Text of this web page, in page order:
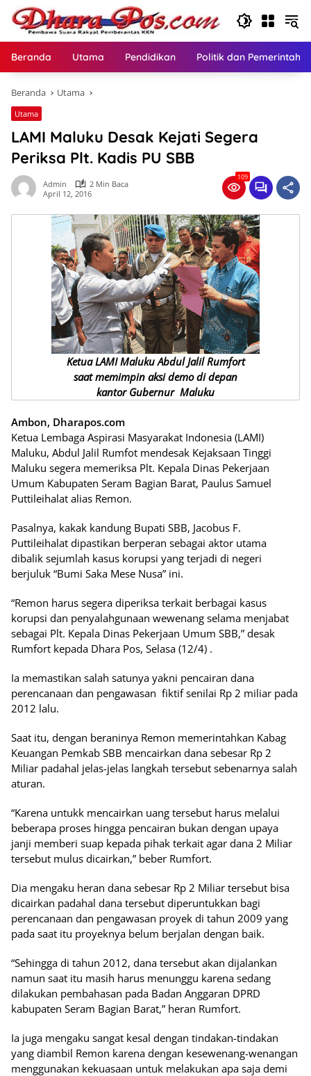
Langsung
konten
Beranda Utama Pendidikan Politik dan
Beranda Utama
Utama
LAMI Maluku Desak Kejati Segera
Periksa Plt. Kadis PU SBB
Admin
2 Min Baca
April 12, 2016
109
Ketua LAMI Maluku Abdul Jalil Rumfort
saat memimpin aksi demo di depan
kantor Gubernur Maluku
Ambon, Dharapos.com
Ketua Lembaga Aspirasi Masyarakat Indonesia (LAMI)
Maluku, Abdul Jalil Rumfot mendesak Kejaksaan Tinggi
Maluku segera memeriksa Plt. Kepala Dinas Pekerjaan
Umum Kabupaten Seram Bagian Barat, Paulus Samuel
Puttileihalat alias Remon.
Pasalnya, kakak kandung Bupati SBB, Jacobus F.
Puttileihalat dipastikan berperan sebagai aktor utama
dibalik sejumlah kasus korupsi yang terjadi di negeri
berjuluk “Bumi Saka Mese Nusa” ini.
“Remon harus segera diperiksa terkait berbagai kasus
korupsi dan penyalahgunaan wewenang selama menjabat
sebagai Plt. Kepala Dinas Pekerjaan Umum SBB,” desak
Rumfort kepada Dhara Pos, Selasa (12/4) .
Ia memastikan salah satunya yakni pencairan dana
perencanaan dan pengawasan fiktif senilai Rp 2 miliar pada
2012 lalu.
Saat itu, dengan beraninya Remon memerintahkan Kabag
Keuangan Pemkab SBB mencairkan dana sebesar Rp 2
Miliar padahal jelas-jelas langkah tersebut sebenarnya salah
aturan.
“Karena untukk mencairkan uang tersebut harus melalui
beberapa proses hingga pencairan bukan dengan upaya
janji memberi suap kepada pihak terkait agar dana 2 Miliar
tersebut mulus dicairkan,” beber Rumfort.
Dia mengaku heran dana sebesar Rp 2 Miliar tersebut bisa
dicairkan padahal dana tersebut diperuntukkan bagi
perencanaan dan pengawasan proyek di tahun 2009 yang
pada saat itu proyeknya belum berjalan dengan baik.
“Sehingga di tahun 2012, dana tersebut akan dijalankan
namun saat itu masih harus menunggu karena sedang
dilakukan pembahasan pada Badan Anggaran DPRD
kabupaten Seram Bagian Barat,” heran Rumfort.
Ia juga mengaku sangat kesal dengan tindakan-tindakan
yang diambil Remon karena dengan kesewenang-wenangan
menggunakan kekuasaan untuk melakukan apa saja demi